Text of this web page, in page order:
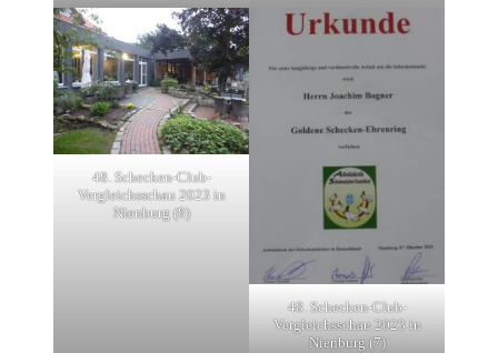
48. Schecken-Club-
Vergleichsschau 2023 in
Nienburg (8)
48. Schecken-Club-
Vergleichsschau 2023 in
Nienburg (7)